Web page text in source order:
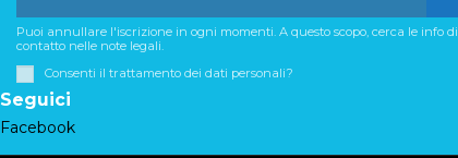
Puoi annullare l'iscrizione in ogni momenti. A questo scopo, cerca le info di
contatto nelle note legali.
Consenti il trattamento dei dati personali?
Seguici
Facebook